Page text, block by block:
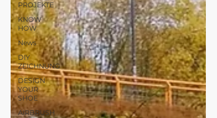
PROJEKTE
KNOW
HOW
News
DIY
ZEICHNUNG
DESIGN
YOUR
SHOE
AIRBRUSH